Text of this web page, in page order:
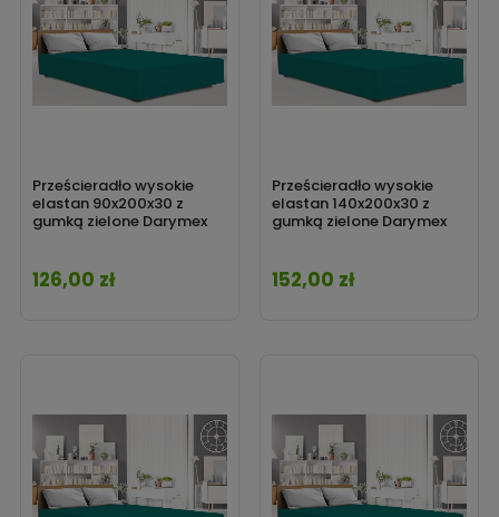
Prześcieradło wysokie
elastan 90x200x30 z
gumką zielone Darymex
Cena
126,00 zł
Prześcieradło wysokie
elastan 140x200x30 z
gumką zielone Darymex
Cena
152,00 zł